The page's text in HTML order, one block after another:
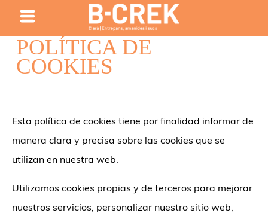
POLÍTICA DE
COOKIES
Esta política de cookies tiene por finalidad informar de
manera clara y precisa sobre las cookies que se
utilizan en nuestra web.
Utilizamos cookies propias y de terceros para mejorar
nuestros servicios, personalizar nuestro sitio web,